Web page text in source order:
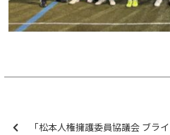
「松本人権擁護委員協議会 ブラインドサッ